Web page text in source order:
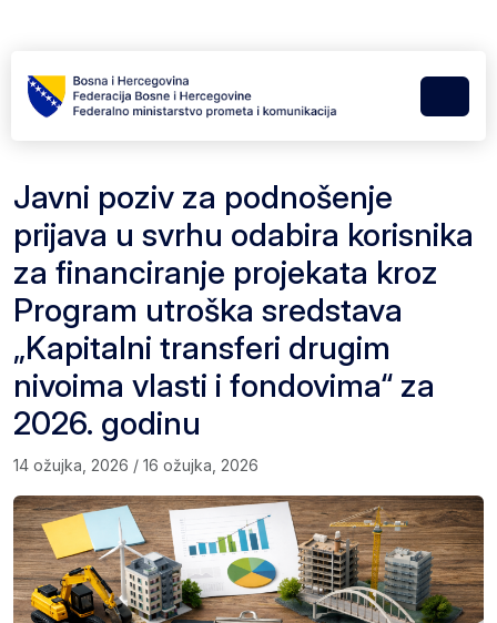
Menu
Javni poziv za podnošenje
prijava u svrhu odabira korisnika
za financiranje projekata kroz
Program utroška sredstava
„Kapitalni transferi drugim
nivoima vlasti i fondovima“ za
2026. godinu
14 ožujka, 2026 / 16 ožujka, 2026